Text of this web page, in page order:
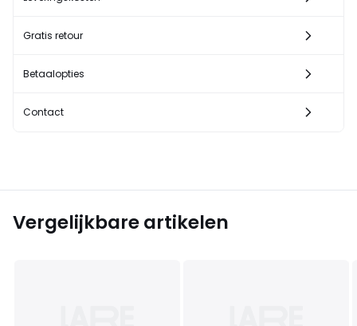
Gratis retour
Betaalopties
Contact
Vergelijkbare artikelen